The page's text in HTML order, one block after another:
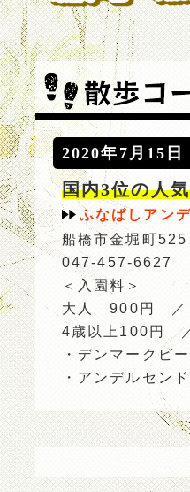
2020年7月15
国内3位の人
ふなばしアン
船橋市金堀町525
047-457-6627
＜入園料＞
大人 900円
4歳以上100円
・デンマークビ
・アンデルセン